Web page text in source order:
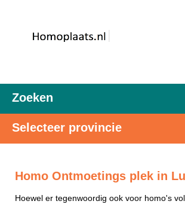
Zoeken
Selecteer provincie
Homo Ontmoetings plek in
Hoewel er tegenwoordig ook voor homo's